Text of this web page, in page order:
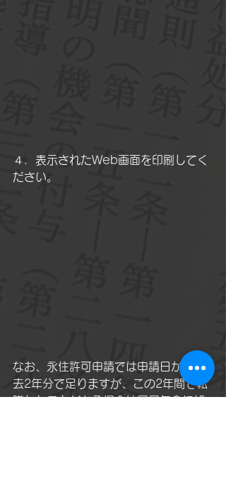
４．表示されたWeb画面を印刷してく
ださい。
なお、永住許可申請では申請日から過
去2年分で足りますが、この2年間で転
職したことがある場合は国民年金に加